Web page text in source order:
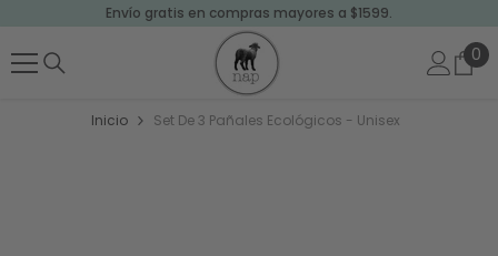
SALTAR AL CONTENIDO
Envío gratis en compras mayores a $1599.
00
Inicio Set De 3 Pañales Ecológicos - Unisex